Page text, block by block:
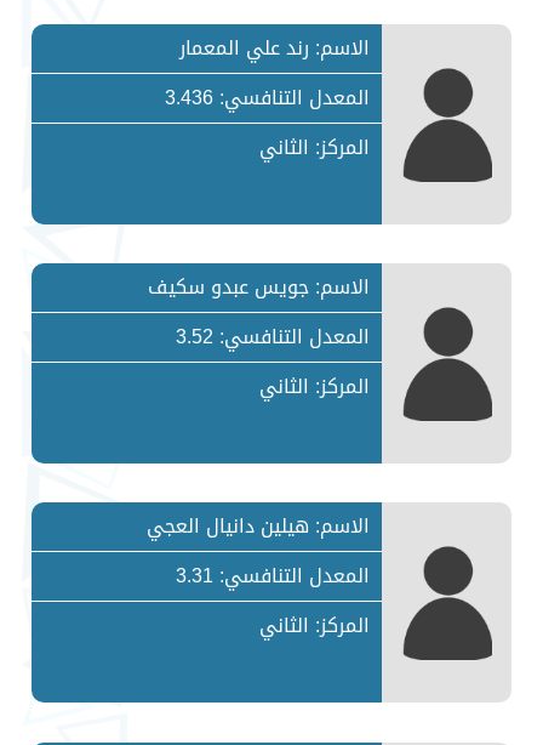
الاسم: رند علي المعمار
المعدل التنافسي: 3.436
المركز: الثاني
الاسم: جويس عبدو سكيف
المعدل التنافسي: 3.52
المركز: الثاني
الاسم: هيلين دانيال العجي
المعدل التنافسي: 3.31
المركز: الثاني